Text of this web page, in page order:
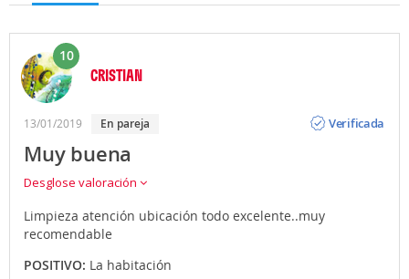
10
CRISTIAN
13/01/2019 en pareja
Verificada
Muy buena
Desglose valoración
Limpieza atención ubicación todo excelente..muy
recomendable
POSITIVO: La habitación